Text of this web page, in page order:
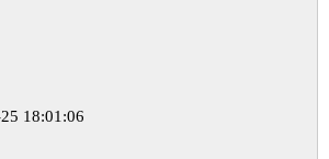
18:01:06